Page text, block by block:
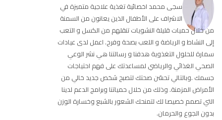
سجى محمد اخصائية تغذية علاجية متميزة في
الاشراف على الأطفال الذين يعانون من السمنة
من خلال حميات قليلة النشويات تنقلهم من الكسل و التعب
إلى النشاط و الرياضة و اللعب بصحة وفرح. اعمل لدى عيادات
سمارة للحلول التغذوية هدفنا و رسالتنا هي نشر الوعي
الصحي الغذائي والرياضي لمساعدتك على فهم احتياجات
جسمك .وبالتالي تحسّن صحتك لتصبح شخص جديد خالي من
الأمراض المزمنة. وذلك من خلال حمياتنا وبرامج الدعم لدينا
التي تصمم خصيصا لك لتمنحك الشعور بالشبع وخسارة الوزن
بدون الجوع والحرمان.